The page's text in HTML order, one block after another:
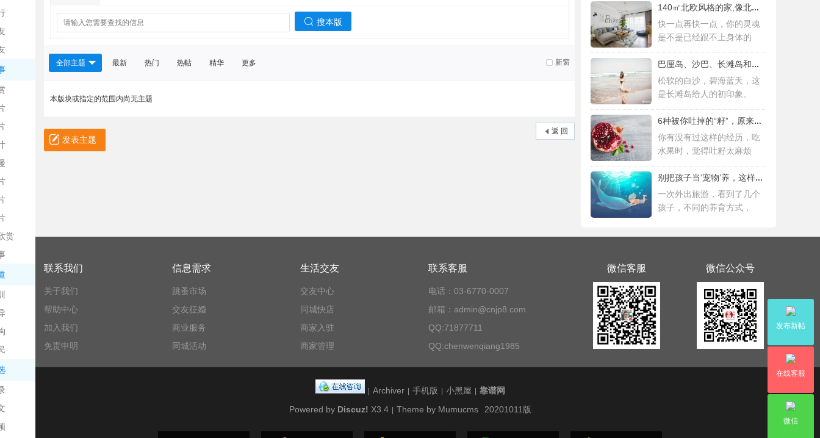
赏
平
搜本版
新窗
全部主题 最新 热门 热帖 精华 更多
本版块或指定的范围内尚无主题
返 回
发表主题
140㎡北欧风格的家,像北欧人一样去生活
快一点再快一点，你的灵魂
是不是已经跟不上身体的
巴厘岛、沙巴、长滩岛和普吉岛，哪个更值得
松软的白沙，碧海蓝天，这
是长滩岛给人的初印象。
6种被你吐掉的“籽”，原来是果蔬界的营养
你有没有过这样的经历，吃
水果时，觉得吐籽太麻烦
别把孩子当‘宠物’养，这样会毁掉Ta一生！
一次外出旅游，看到了几个
孩子，不同的养育方式，
发布新帖
在线客服
微信
联系我们
关于我们
帮助中心
加入我们
免责申明
信息需求
跳蚤市场
交友征婚
商业服务
同城活动
生活交友
交友中心
同城快店
商家入驻
商家管理
联系客服
电话：03-6770-0007
邮箱：admin@cnjp8.com
QQ:71877711
QQ:chenwenqiang1985
微信客服 微信公众号
Archiver 手机版 小黑屋
靠谱网
Powered by Discuz! X3.4 Theme by Mumucms 20201011版